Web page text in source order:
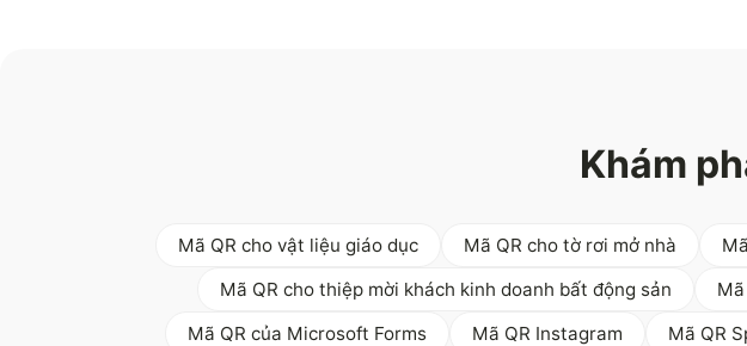
Khám
Mã QR cho vật liệu giáo dục Mã QR cho tờ rơi mở nhà
Mã QR cho thiệp mời khách kinh doanh bất động sản
Mã QR của Microsoft Forms
Mã QR Instagram Mã QR